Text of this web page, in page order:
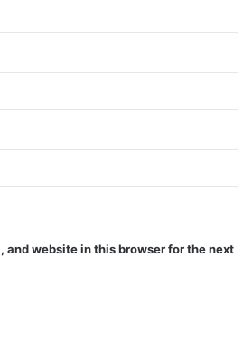
and website in this browser for the next